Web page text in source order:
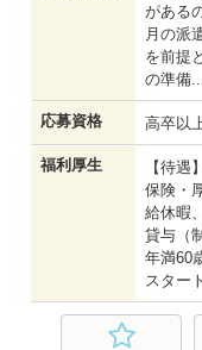
がある
月の派
を前提
の準備
応募資格 高卒以
福利厚生
【待
保険・
給休暇
貸与（
年満60
スター